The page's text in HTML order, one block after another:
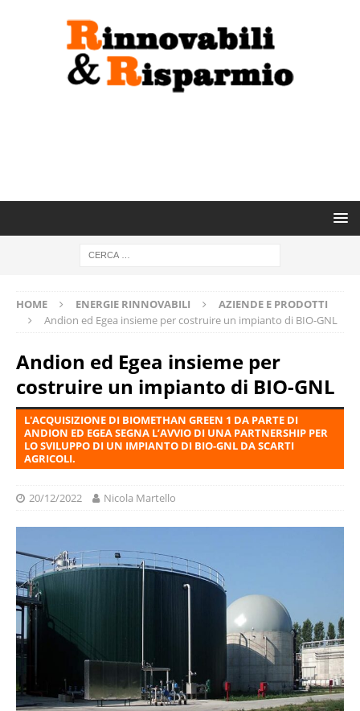
HOME ENERGIE RINNOVABILI
AZIENDE E PRODOTTI
Andion ed Egea insieme per costruire un impianto di BIO-GNL
Andion ed Egea insieme per
costruire un impianto di BIO-GNL
L'ACQUISIZIONE DI BIOMETHAN GREEN 1 DA PARTE DI
ANDION ED EGEA SEGNA L’AVVIO DI UNA PARTNERSHIP PER
LO SVILUPPO DI UN IMPIANTO DI BIO-GNL DA SCARTI
AGRICOLI.
20/12/2022 Nicola Martello